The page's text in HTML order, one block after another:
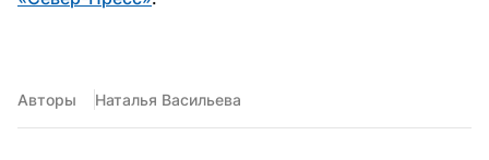
Авторы Наталья Васильева